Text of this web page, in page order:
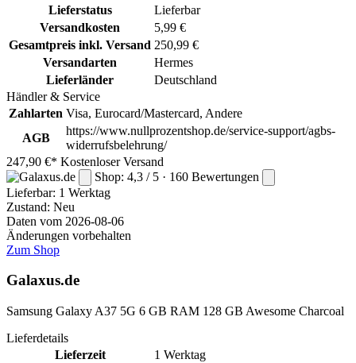
Lieferstatus
Lieferbar
Versandkosten
5,99 €
Gesamtpreis inkl. Versand 250,99 €
Versandarten
Hermes
Lieferländer
Deutschland
Händler & Service
Zahlarten Visa, Eurocard/Mastercard, Andere
AGB
https://www.nullprozentshop.de/service-support/agbs-
widerrufsbelehrung/
247,90 €* Kostenloser Versand
Shop: 4,3 / 5 · 160 Bewertungen
Lieferbar: 1 Werktag
Zustand: Neu
Daten vom 2026-08-06
Änderungen vorbehalten
Zum Shop
Galaxus.de
Samsung Galaxy A37 5G 6 GB RAM 128 GB Awesome Charcoal
Lieferdetails
Lieferzeit
1 Werktag